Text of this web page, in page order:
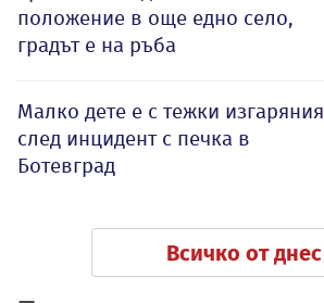
положение в още едно село,
градът е на ръба
Малко дете е с тежки изгаряния
след инцидент с печка в
Ботевград
Всичко от днес